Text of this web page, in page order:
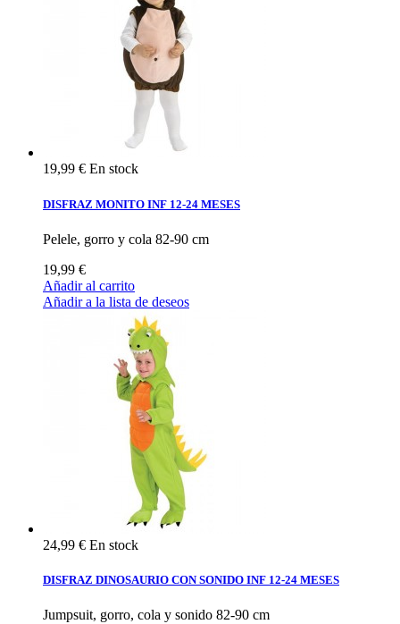
19,99 € En stock
DISFRAZ MONITO INF 12-24 MESES
Pelele, gorro y cola 82-90 cm
19,99 €
Añadir al carrito
Añadir a la lista de deseos
24,99 € En stock
DISFRAZ DINOSAURIO CON SONIDO INF 12-24 MESES
Jumpsuit, gorro, cola y sonido 82-90 cm